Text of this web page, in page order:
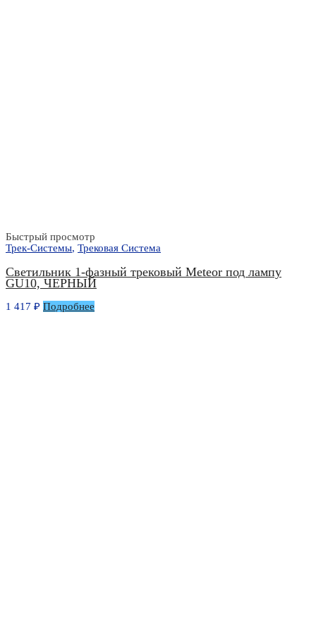
Быстрый просмотр
Трек-Системы, Трековая Система
Светильник 1-фазный трековый Meteor под лампу
GU10, ЧЕРНЫЙ
1 417 ₽ Подробнее